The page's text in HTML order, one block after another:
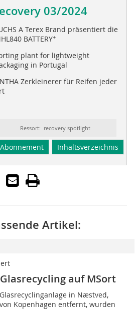
03/2024
A Terex Brand präsentiert die
BATTERY+
plant for lightweight
in Portugal
Zerkleinerer für Reifen jeder
Ressort: recovery spotlight
Abonnement Inhaltsverzeichnis
Artikel:
auf MSort
in Næstved,
Kopenhagen entfernt, wurden